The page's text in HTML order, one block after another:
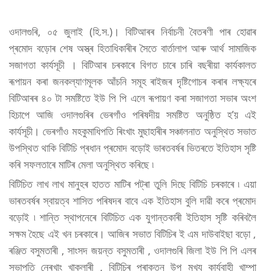
ওদালগুৰি, ০৫ জুলাই (হি.স.)। বিটিআৰৰ নিৰ্বাচনী বৈতৰণী পাৰ হোৱাৰ
প্ৰমোদ বড়োৰ শেষ অস্ত্ৰ হিতাধিকাৰীৰ সৈতে বাৰ্তালাপ আৰু আৰ্থ সামাজিক
সজাগতা কাৰ্যসূচী । বিটিআৰ চৰকাৰে বিগত চাৰে চাৰি বছৰীয়া কাৰ্যকালত
ৰূপায়ন কৰা জনকল্যাণমূলক আঁচনি সমূহ ৰাইজৰ দৃষ্টিগোচৰ কৰাৰ লক্ষ্যৰে
বিটিআৰৰ ৪০ টা সমষ্টিতে ইউ পি পি এলে ৰূপায়ণ কৰা সজাগতা সভাৰ অংশ
হিচাপে আজি ওদালগুৰিৰ ভেৰগাঁও পৰিষদীয় সমষ্টিত অনুষ্ঠিত হ’য় এই
কাৰ্যসূচী। ভেৰগাঁও মহকুমাধিপতি ৰিংখাং মুছাহাৰীৰ সঞ্চালনাত অনুস্থিত সভাত
উপস্থিত থাকি বিটিচি প্ৰধান প্ৰমোদ বড়োই ভাৰতবৰ্ষৰ ভিতৰতে ইতিহাস সৃষ্টি
কৰি সফলতাৰে মাটিৰ মেলা অনুস্থিত কৰিছে ৷
বিটিচিত লাখ লাখ মানুহৰ হাতত মাটিৰ পট্ৰা তুলি দিছে বিটিচি চৰকাৰে ৷ এয়া
ভাৰতবৰ্ষৰ স্বায়ত্ব শাসিত পৰিষদৰ বাবে এক ইতিহাস বুলি দাৱী কৰে প্ৰমোদ
বড়োই ৷ শান্তি স্থাপনেৰে বিটিচিত এক যুগান্তকাৰী ইতিহাস সৃষ্টি কৰিবলৈ
সক্ষম হৈছে এই খন চৰকাৰে। আজিৰ সভাত বিটিচিৰ ই এম দাউবাইছা বড়ো ,
ৰঞ্জিত বসুমতাৰী , সাংসদ জয়ন্ত বসুমতাৰী , ওদালগুৰি জিলা ইউ পি পি এলৰ
সভাপতি নেৰখাং খাকলাৰী , বিটিচিৰ প্ৰাক্তন উপ মুখ্য কাৰ্যবাহী খাম্পা